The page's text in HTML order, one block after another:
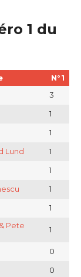
1 du
N°1
3
1
1
Lund 1
1
1
1
Pete
1
0
0